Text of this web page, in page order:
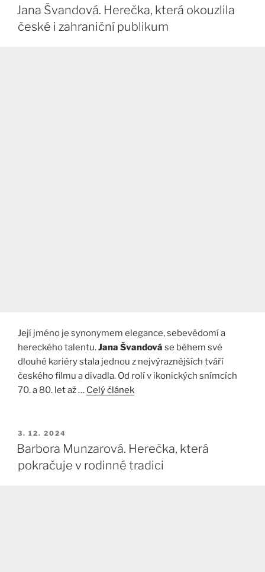
Jana Švandová. Herečka, která okouzlila
české i zahraniční publikum
Její jméno je synonymem elegance, sebevědomí a
hereckého talentu.Jana Švandová se během své
dlouhé kariéry stala jednou z nejvýraznějších tváří
českého filmu a divadla. Od rolí v ikonických snímcích
70. a 80. let až … Celý článek
PUBLIKOVÁNO
3. 12. 2024
Barbora Munzarová. Herečka, která
pokračuje v rodinné tradici